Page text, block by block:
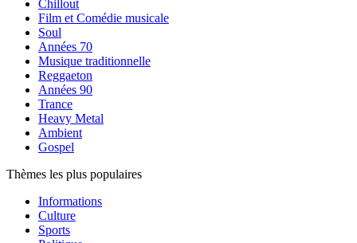
Chillout
Film et Comédie musicale
Soul
Années 70
Musique traditionnelle
Reggaeton
Années 90
Trance
Heavy Metal
Ambient
Gospel
Thèmes les plus populaires
Informations
Culture
Sports